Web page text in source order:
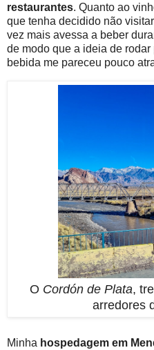
restaurantes. Quanto ao
que tenha decidido não
vez mais avessa a beber
de modo que a ideia de
bebida me pareceu pouco
O Cordón de Plata,
arredores
Minha hospedagem em